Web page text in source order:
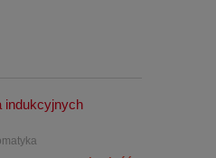
indukcyjnych